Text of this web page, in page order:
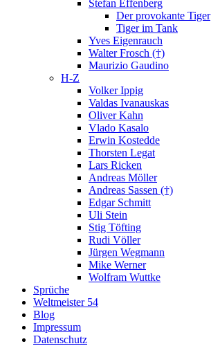
Stefan Effenberg
Der provokante Tiger
Tiger im Tank
Yves Eigenrauch
Walter Frosch (†)
Maurizio Gaudino
H-Z
Volker Ippig
Valdas Ivanauskas
Oliver Kahn
Vlado Kasalo
Erwin Kostedde
Thorsten Legat
Lars Ricken
Andreas Möller
Andreas Sassen (†)
Edgar Schmitt
Uli Stein
Stig Töfting
Rudi Völler
Jürgen Wegmann
Mike Werner
Wolfram Wuttke
Sprüche
Weltmeister 54
Blog
Impressum
Datenschutz